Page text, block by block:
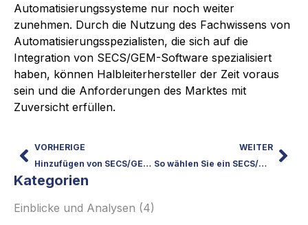
Automatisierungssysteme nur noch weiter
zunehmen. Durch die Nutzung des Fachwissens von
Automatisierungsspezialisten, die sich auf die
Integration von SECS/GEM-Software spezialisiert
haben, können Halbleiterhersteller der Zeit voraus
sein und die Anforderungen des Marktes mit
Zuversicht erfüllen.
VORHERIGE
Hinzufügen von SECS/GEM zu Ihrem Gerät oder Werkzeug
WEITER
So wählen Sie ein SECS/GEM SDK für Ihre Ausrüstung aus
Kategorien
Einblicke und Analysen (4)